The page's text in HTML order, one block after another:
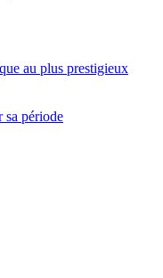
au plus prestigieux
sa période